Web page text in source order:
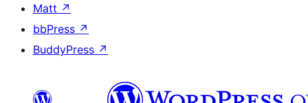
Matt ↗
bbPress ↗
BuddyPress ↗